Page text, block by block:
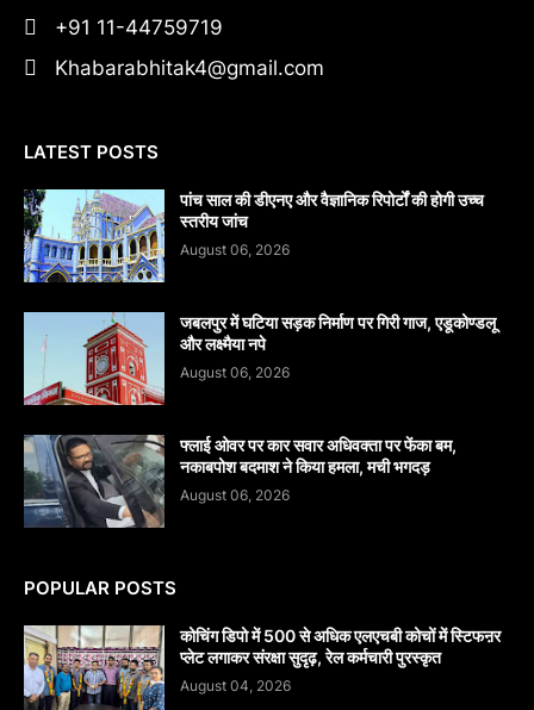
+91 11-44759719
Khabarabhitak4@gmail.com
LATEST POSTS
पांच साल की डीएनए और वैज्ञानिक रिपोर्टों की होगी उच्च
स्तरीय जांच
August 06, 2026
जबलपुर में घटिया सड़क निर्माण पर गिरी गाज, एडूकोण्डलू
और लक्ष्मैया नपे
August 06, 2026
फ्लाई ओवर पर कार सवार अधिवक्ता पर फेंका बम,
नकाबपोश बदमाश ने किया हमला, मची भगदड़
August 06, 2026
POPULAR POSTS
कोचिंग डिपो में 500 से अधिक एलएचबी कोचों में स्टिफऩर
प्लेट लगाकर संरक्षा सुदृढ़, रेल कर्मचारी पुरस्कृत
August 04, 2026